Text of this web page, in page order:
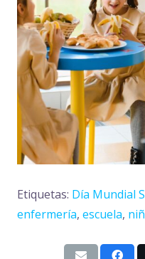
Etiquetas: Día Mundial
enfermería, escuela,